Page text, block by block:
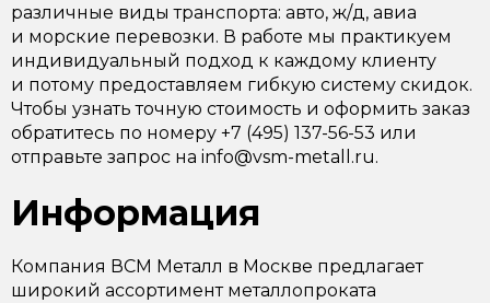
различные виды транспорта: авто, ж/д, авиа
и морские перевозки. В работе мы практикуем
индивидуальный подход к каждому клиенту
и потому предоставляем гибкую систему скидок.
Чтобы узнать точную стоимость и оформить заказ
обратитесь по номеру +7 (495) 137-56-53 или
отправьте запрос на info@vsm-metall.ru.
Информация
Компания ВСМ Металл в Москве предлагает
широкий ассортимент металлопроката